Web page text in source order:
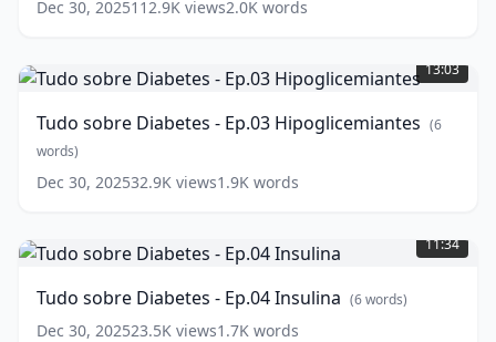
words)
Dec 30, 2025112.9K views2.0K words
sobre
Diabetes
Ep.03
Hipoglicemiantes
words)
13:03
Tudo sobre Diabetes - Ep.03 Hipoglicemiantes (6
words)
Dec 30, 202532.9K views1.9K words
sobre
Diabetes
Ep.04
Insulina
(6
11:34
Tudo sobre Diabetes - Ep.04 Insulina (6words)
Dec 30, 202523.5K views1.7K words